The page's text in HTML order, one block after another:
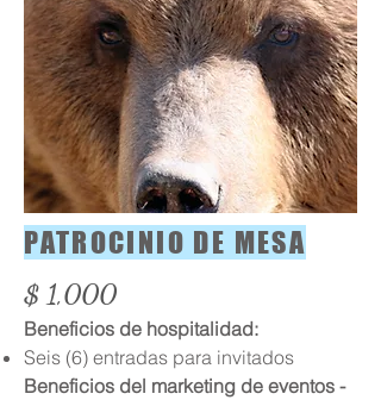
PATROCINIO DE MESA
$ 1,000
Beneficios de hospitalidad:
Seis (6) entradas para invitados
Beneficios del marketing de eventos -